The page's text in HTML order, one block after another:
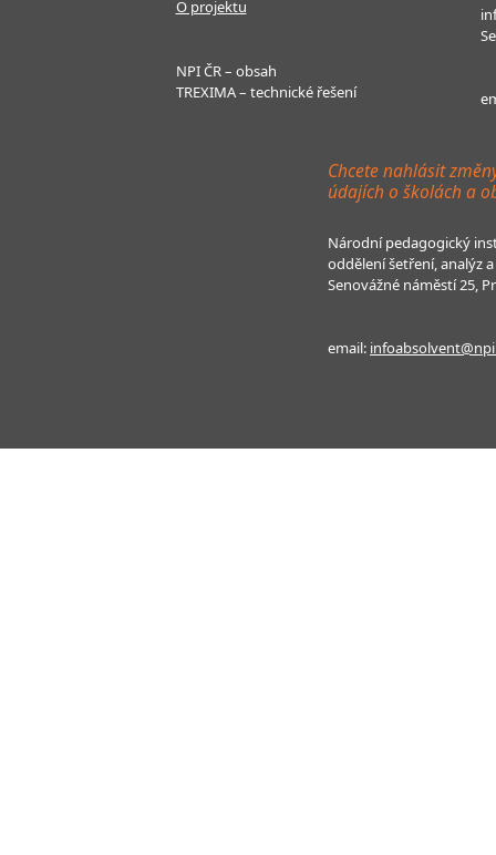
O projektu
NPI ČR – obsah
TREXIMA – technické řešení
Chcete nahlásit
údajích o školách a
Národní pedagogický
oddělení šetření, analýz
Senovážné náměstí 25,
email: